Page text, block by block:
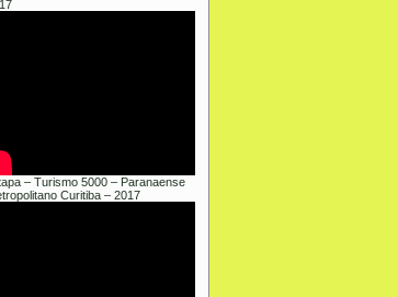
– Turismo 5000 – Paranaense
Curitiba – 2017